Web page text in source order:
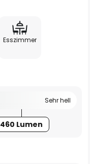
Esszimmer
Sehr hell
460 Lumen